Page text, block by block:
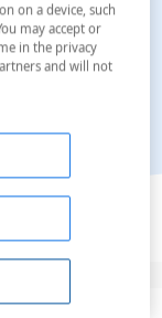
on a device, such
may accept or
in the privacy
and will not